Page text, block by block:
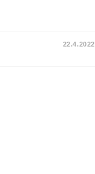
22.4.2022